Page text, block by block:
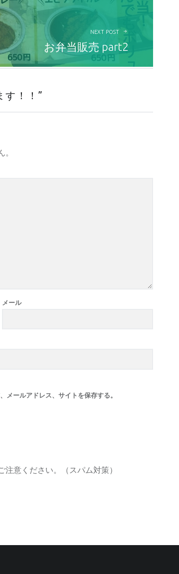
NEXT POST
お弁当販売 part2
！！ ”
メール
メールアドレス、サイトを保存する。
意ください。（スパム対策）